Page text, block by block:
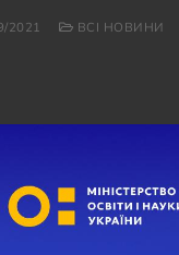
2021 ВСІ НОВИНИ